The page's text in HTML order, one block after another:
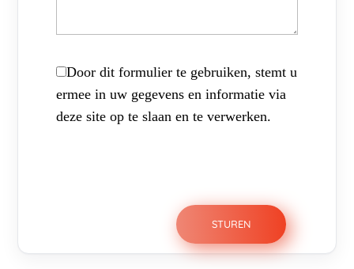
Door dit formulier te gebruiken, stemt u
ermee in uw gegevens en informatie via
deze site op te slaan en te verwerken.